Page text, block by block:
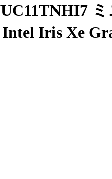
Iris Xe